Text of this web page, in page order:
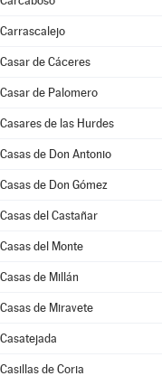
Carrascalejo
Casar de Cáceres
Casar de Palomero
Casares de las Hurdes
Casas de Don Antonio
Casas de Don Gómez
Casas del Castañar
Casas del Monte
Casas de Millán
Casas de Miravete
Casatejada
Casillas de Coria